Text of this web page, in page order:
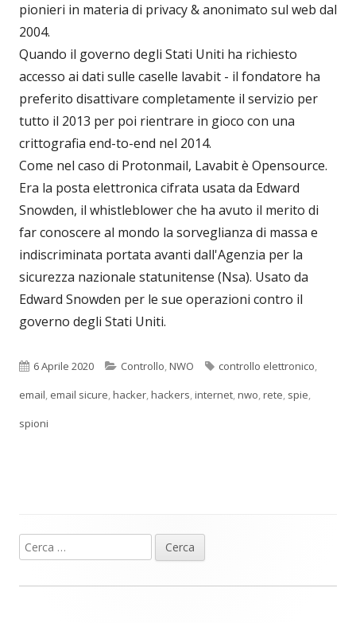
pionieri in materia di privacy & anonimato sul web dal
2004.
Quando il governo degli Stati Uniti ha richiesto
accesso ai dati sulle caselle lavabit - il fondatore ha
preferito disattivare completamente il servizio per
tutto il 2013 per poi rientrare in gioco con una
crittografia end-to-end nel 2014.
Come nel caso di Protonmail, Lavabit è Opensource.
Era la posta elettronica cifrata usata da Edward
Snowden, il whistleblower che ha avuto il merito di
far conoscere al mondo la sorveglianza di massa e
indiscriminata portata avanti dall'Agenzia per la
sicurezza nazionale statunitense (Nsa). Usato da
Edward Snowden per le sue operazioni contro il
governo degli Stati Uniti.
Pubblicato
6 Aprile 2020 Categorie
Controllo,NWO Tag
controllo elettronico,
email, email sicure,hacker,hackers,internet,nwo,rete, spie,
spioni
Barra
laterale
Ricerca
per: